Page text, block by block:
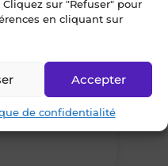
sur "Refuser" pour
en cliquant sur
Accepter
de confidentialité
le
des
favoris
- Quartier Saint-